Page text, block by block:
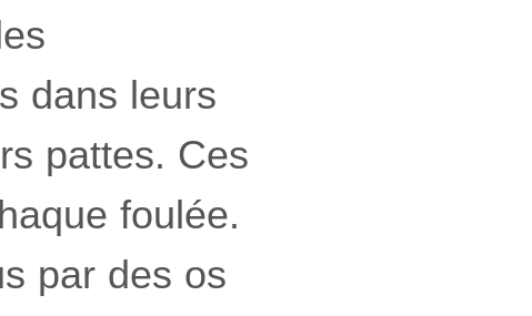
dans leurs
pattes. Ces
foulée.
par des os